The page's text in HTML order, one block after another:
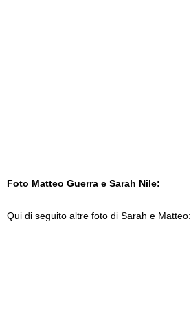
Foto Matteo Guerra e Sarah Nile:
Qui di seguito altre foto di Sarah e Matteo: